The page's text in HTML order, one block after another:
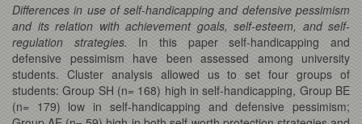
Differences in use of self-handicapping and defensive pessimism
and its relation with achievement goals, self-esteem, and self-
regulation strategies. In this paper self-handicapping and
defensive pessimism have been assessed among university
students. Cluster analysis allowed us to set four groups of
students: Group SH (n= 168) high in self-handicapping, Group BE
(n= 179) low in self-handicapping and defensive pessimism;